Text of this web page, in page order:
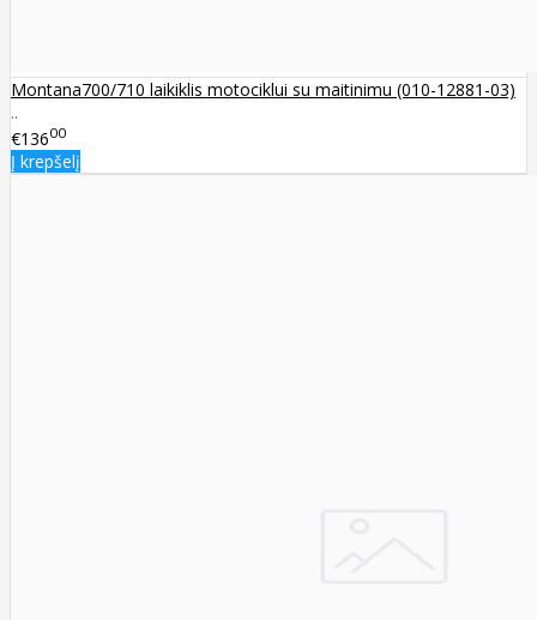
Montana700/710 laikiklis motociklui su maitinimu (010-12881-03)
..
€13600
Į krepšelį